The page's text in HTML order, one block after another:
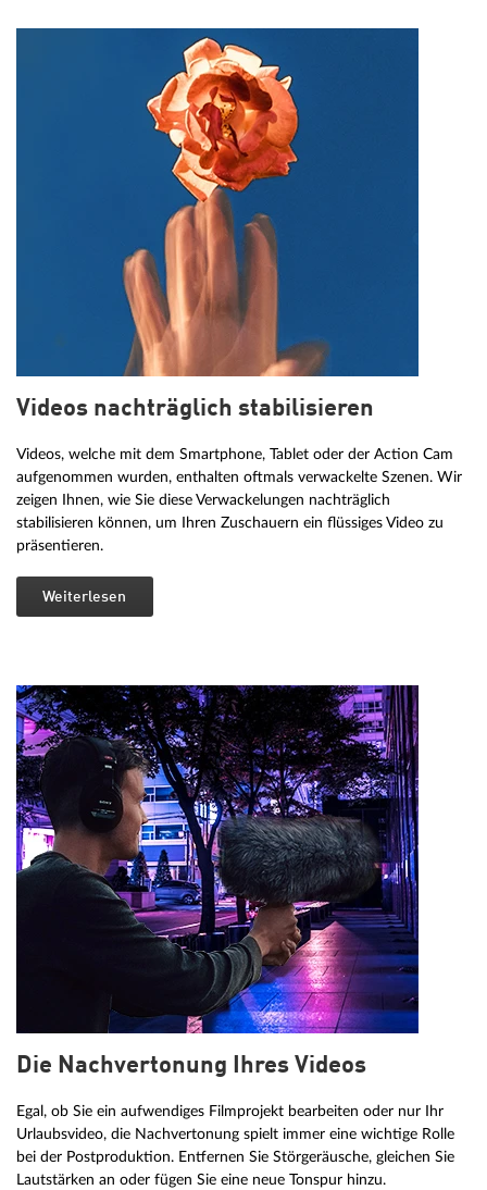
Videos nachträglich stabilisieren
Videos, welche mit dem Smartphone, Tablet oder der Action Cam
aufgenommen wurden, enthalten oftmals verwackelte Szenen. Wir
zeigen Ihnen, wie Sie diese Verwackelungen nachträglich
stabilisieren können, um Ihren Zuschauern ein flüssiges Video zu
präsentieren.
Weiterlesen
Die Nachvertonung Ihres Videos
Egal, ob Sie ein aufwendiges Filmprojekt bearbeiten oder nur Ihr
Urlaubsvideo, die Nachvertonung spielt immer eine wichtige Rolle
bei der Postproduktion. Entfernen Sie Störgeräusche, gleichen Sie
Lautstärken an oder fügen Sie eine neue Tonspur hinzu.